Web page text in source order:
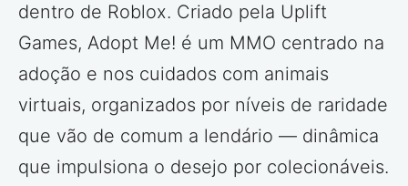
dentro de Roblox. Criado pela Uplift
Games, Adopt Me! é um MMO centrado na
adoção e nos cuidados com animais
virtuais, organizados por níveis de raridade
que vão de comum a lendário — dinâmica
que impulsiona o desejo por colecionáveis.